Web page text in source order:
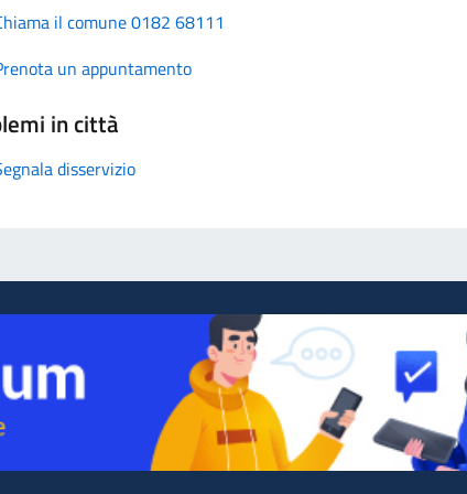
il comune 0182 68111
un appuntamento
in città
disservizio